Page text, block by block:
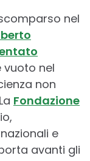
nel
vuoto nel
non
Fondazione
e
avanti gli